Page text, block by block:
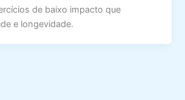
de baixo impacto que
e longevidade.